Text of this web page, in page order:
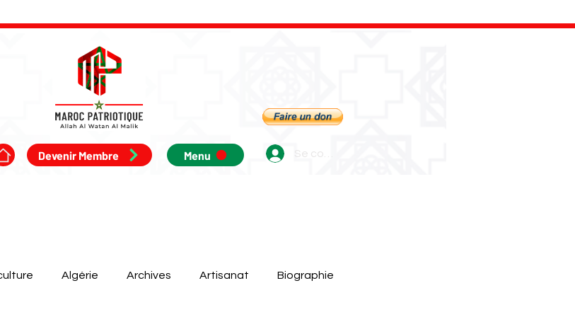
Se connecter
Devenir Membre Menu
Algérie Archives Artisanat Biographie